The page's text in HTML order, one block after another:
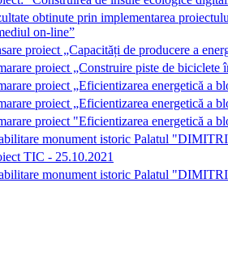
obtinute prin implementarea
on-line”
proiect „Capacități de producere a
proiect „Construire piste de biciclete
proiect „Eficientizarea energetică
proiect „Eficientizarea energetică
proiect "Eficientizarea energetică
monument istoric Palatul
TIC - 25.10.2021
monument istoric Palatul